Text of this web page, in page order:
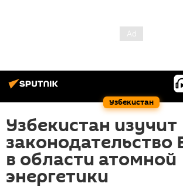
Узбекистан
Узбекистан изучит
законодательство
в области атомной
энергетики